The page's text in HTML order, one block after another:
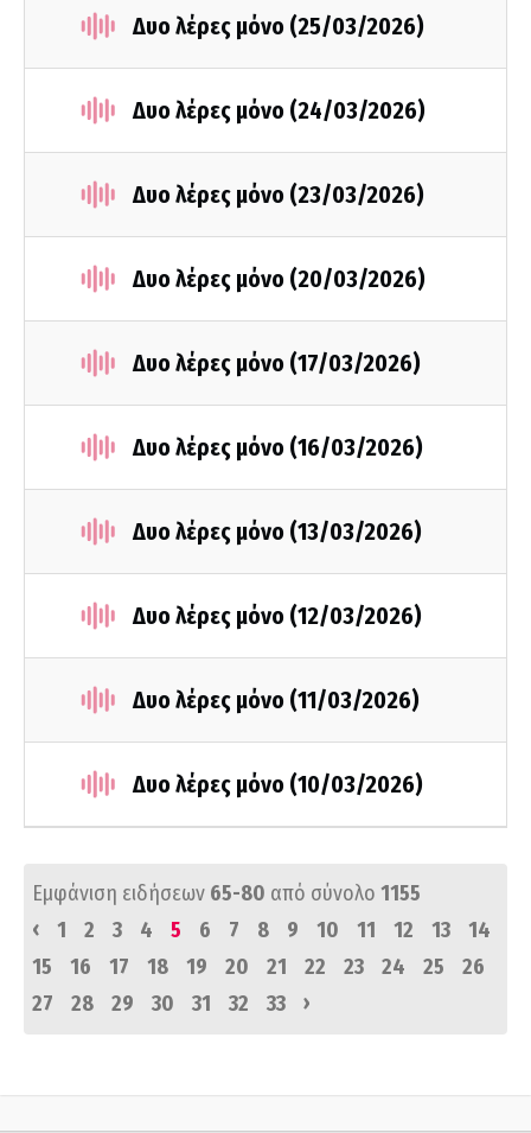
Δυο λέρες μόνο (25/03/2026)
Δυο λέρες μόνο (24/03/2026)
Δυο λέρες μόνο (23/03/2026)
Δυο λέρες μόνο (20/03/2026)
Δυο λέρες μόνο (17/03/2026)
Δυο λέρες μόνο (16/03/2026)
Δυο λέρες μόνο (13/03/2026)
Δυο λέρες μόνο (12/03/2026)
Δυο λέρες μόνο (11/03/2026)
Δυο λέρες μόνο (10/03/2026)
Εμφάνιση ειδήσεων 65-80 από σύνολο 1155
‹
1 2 3 4 5 6 7 8 9 10 11 12 13
14
15
16 17 18 19 20 21 22 23 24 25
26
27
28 29 30 31 32 33 ›